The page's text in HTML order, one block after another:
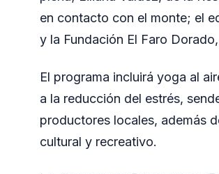
en contacto con el monte; el
y la Fundación El Faro
El programa incluirá yoga al
a la reducción del estrés,
productores locales, además
cultural y recreativo.